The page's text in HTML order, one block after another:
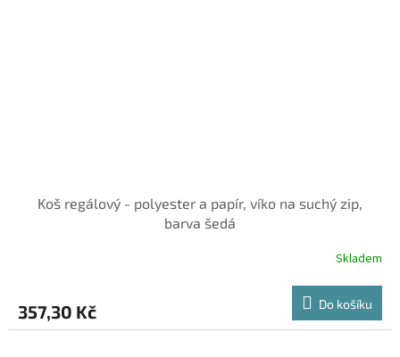
Koš regálový - polyester a papír, víko na suchý zip,
barva šedá
Skladem
357,30 Kč Do košíku